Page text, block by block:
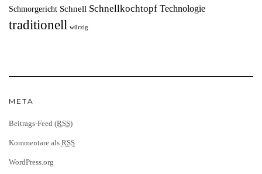
Schmorgericht Schnell Schnellkochtopf Technologie
traditionell würzig
META
Beitrags-Feed (RSS)
Kommentare als RSS
WordPress.org